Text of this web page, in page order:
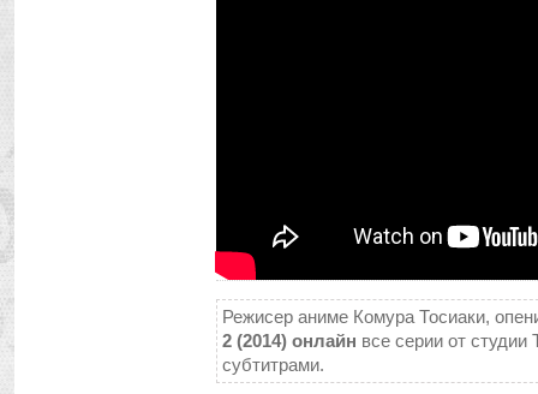
Режисер аниме Комура Тосиаки,
2 (2014) онлайн все серии от студии
субтитрами.